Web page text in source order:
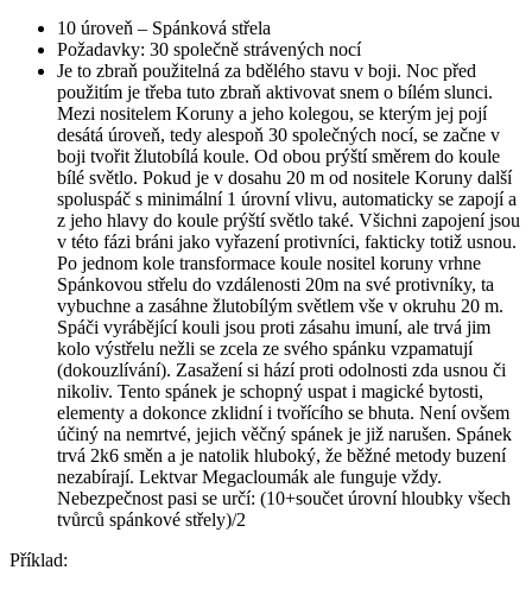
10 úroveň – Spánková střela
Požadavky: 30 společně strávených nocí
Je to zbraň použitelná za bdělého stavu v boji. Noc před
použitím je třeba tuto zbraň aktivovat snem o bílém slunci.
Mezi nositelem Koruny a jeho kolegou, se kterým jej pojí
desátá úroveň, tedy alespoň 30 společných nocí, se začne v
boji tvořit žlutobílá koule. Od obou prýští směrem do koule
bílé světlo. Pokud je v dosahu 20 m od nositele Koruny další
spoluspáč s minimální 1 úrovní vlivu, automaticky se zapojí a
z jeho hlavy do koule prýští světlo také. Všichni zapojení jsou
v této fázi bráni jako vyřazení protivníci, fakticky totiž usnou.
Po jednom kole transformace koule nositel koruny vrhne
Spánkovou střelu do vzdálenosti 20m na své protivníky, ta
vybuchne a zasáhne žlutobílým světlem vše v okruhu 20 m.
Spáči vyrábějící kouli jsou proti zásahu imuní, ale trvá jim
kolo výstřelu nežli se zcela ze svého spánku vzpamatují
(dokouzlívání). Zasažení si hází proti odolnosti zda usnou či
nikoliv. Tento spánek je schopný uspat i magické bytosti,
elementy a dokonce zklidní i tvořícího se bhuta. Není ovšem
účiný na nemrtvé, jejich věčný spánek je již narušen. Spánek
trvá 2k6 směn a je natolik hluboký, že běžné metody buzení
nezabírají. Lektvar Megacloumák ale funguje vždy.
Nebezpečnost pasi se určí: (10+součet úrovní hloubky všech
tvůrců spánkové střely)/2
Příklad: